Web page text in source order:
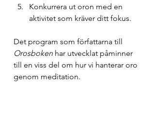
Konkurrera ut oron med en
aktivitet som kräver ditt fokus.
Det program som författarna till
Orosboken har utvecklat påminner
till en viss del om hur vi hanterar oro
genom meditation.